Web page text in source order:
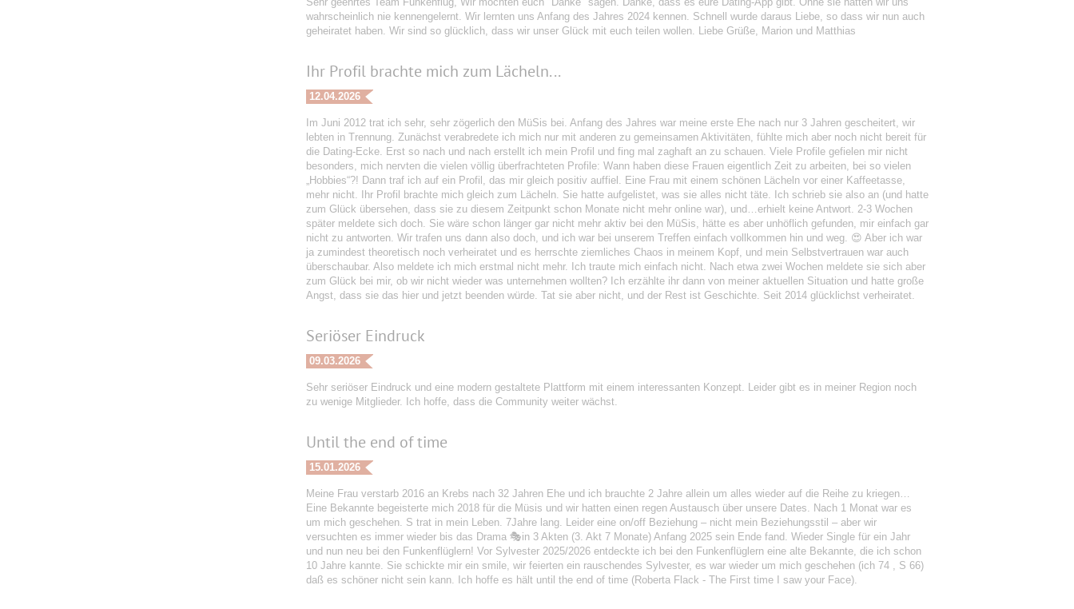
wahrscheinlich nie kennengelernt. Wir lernten uns Anfang des Jahres 2024 kennen. Schnell wurde daraus Liebe, so dass wir nun auch
geheiratet haben. Wir sind so glücklich, dass wir unser Glück mit euch teilen wollen. Liebe Grüße, Marion und Matthias
Ihr Profil brachte mich zum Lächeln...
12.04.2026
Im Juni 2012 trat ich sehr, sehr zögerlich den MüSis bei. Anfang des Jahres war meine erste Ehe nach nur 3 Jahren gescheitert, wir
lebten in Trennung. Zunächst verabredete ich mich nur mit anderen zu gemeinsamen Aktivitäten, fühlte mich aber noch nicht bereit für
die Dating-Ecke. Erst so nach und nach erstellt ich mein Profil und fing mal zaghaft an zu schauen. Viele Profile gefielen mir nicht
besonders, mich nervten die vielen völlig überfrachteten Profile: Wann haben diese Frauen eigentlich Zeit zu arbeiten, bei so vielen
„Hobbies“?! Dann traf ich auf ein Profil, das mir gleich positiv auffiel. Eine Frau mit einem schönen Lächeln vor einer Kaffeetasse,
mehr nicht. Ihr Profil brachte mich gleich zum Lächeln. Sie hatte aufgelistet, was sie alles nicht täte. Ich schrieb sie also an (und hatte
zum Glück übersehen, dass sie zu diesem Zeitpunkt schon Monate nicht mehr online war), und…erhielt keine Antwort. 2-3 Wochen
später meldete sich doch. Sie wäre schon länger gar nicht mehr aktiv bei den MüSis, hätte es aber unhöflich gefunden, mir einfach gar
nicht zu antworten. Wir trafen uns dann also doch, und ich war bei unserem Treffen einfach vollkommen hin und weg. 😍 Aber ich war
ja zumindest theoretisch noch verheiratet und es herrschte ziemliches Chaos in meinem Kopf, und mein Selbstvertrauen war auch
überschaubar. Also meldete ich mich erstmal nicht mehr. Ich traute mich einfach nicht. Nach etwa zwei Wochen meldete sie sich aber
zum Glück bei mir, ob wir nicht wieder was unternehmen wollten? Ich erzählte ihr dann von meiner aktuellen Situation und hatte große
Angst, dass sie das hier und jetzt beenden würde. Tat sie aber nicht, und der Rest ist Geschichte. Seit 2014 glücklichst verheiratet.
Seriöser Eindruck
09.03.2026
Sehr seriöser Eindruck und eine modern gestaltete Plattform mit einem interessanten Konzept. Leider gibt es in meiner Region noch
zu wenige Mitglieder. Ich hoffe, dass die Community weiter wächst.
Until the end of time
15.01.2026
Meine Frau verstarb 2016 an Krebs nach 32 Jahren Ehe und ich brauchte 2 Jahre allein um alles wieder auf die Reihe zu kriegen…
Eine Bekannte begeisterte mich 2018 für die Müsis und wir hatten einen regen Austausch über unsere Dates. Nach 1 Monat war es
um mich geschehen. S trat in mein Leben. 7Jahre lang. Leider eine on/off Beziehung – nicht mein Beziehungsstil – aber wir
versuchten es immer wieder bis das Drama 🎭in 3 Akten (3. Akt 7 Monate) Anfang 2025 sein Ende fand. Wieder Single für ein Jahr
und nun neu bei den Funkenflüglern! Vor Sylvester 2025/2026 entdeckte ich bei den Funkenflüglern eine alte Bekannte, die ich schon
10 Jahre kannte. Sie schickte mir ein smile, wir feierten ein rauschendes Sylvester, es war wieder um mich geschehen (ich 74 , S 66)
daß es schöner nicht sein kann. Ich hoffe es hält until the end of time (Roberta Flack - The First time I saw your Face).